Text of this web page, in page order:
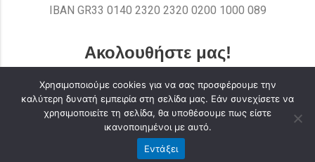
ΙΒΑΝ GR33 0140 2320 2320 0200 1000 089
Ακολουθήστε μας!
Σύλλογος Υπαλλήλων Περιφέρειας Αττικής
Χρησιμοποιούμε cookies για να σας προσφέρουμε την
καλύτερη δυνατή εμπειρία στη σελίδα μας. Εάν συνεχίσετε να
χρησιμοποιείτε τη σελίδα, θα υποθέσουμε πως είστε
ικανοποιημένοι με αυτό.
Εντάξει